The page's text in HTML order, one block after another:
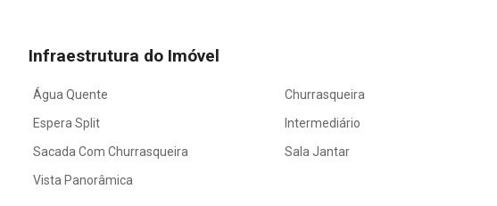
Infraestrutura do Imóvel
Água Quente Churrasqueira
Espera Split
Intermediário
Sacada Com Churrasqueira
Sala Jantar
Vista Panorâmica